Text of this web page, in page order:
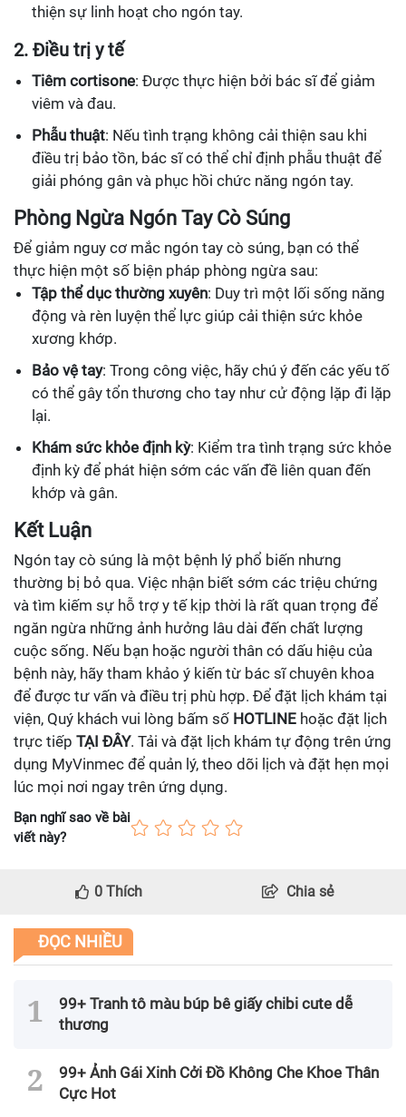
thiện sự linh hoạt cho ngón tay.
2. Điều trị y tế
Tiêm cortisone: Được thực hiện bởi bác sĩ để giảm
viêm và đau.
Phẫu thuật: Nếu tình trạng không cải thiện sau khi
điều trị bảo tồn, bác sĩ có thể chỉ định phẫu thuật để
giải phóng gân và phục hồi chức năng ngón tay.
Phòng Ngừa Ngón Tay Cò Súng
Để giảm nguy cơ mắc ngón tay cò súng, bạn có thể
thực hiện một số biện pháp phòng ngừa sau:
Tập thể dục thường xuyên: Duy trì một lối sống năng
động và rèn luyện thể lực giúp cải thiện sức khỏe
xương khớp.
Bảo vệ tay: Trong công việc, hãy chú ý đến các yếu tố
có thể gây tổn thương cho tay như cử động lặp đi lặp
lại.
Khám sức khỏe định kỳ: Kiểm tra tình trạng sức khỏe
định kỳ để phát hiện sớm các vấn đề liên quan đến
khớp và gân.
Kết Luận
Ngón tay cò súng là một bệnh lý phổ biến nhưng
thường bị bỏ qua. Việc nhận biết sớm các triệu chứng
và tìm kiếm sự hỗ trợ y tế kịp thời là rất quan trọng để
ngăn ngừa những ảnh hưởng lâu dài đến chất lượng
cuộc sống. Nếu bạn hoặc người thân có dấu hiệu của
bệnh này, hãy tham khảo ý kiến từ bác sĩ chuyên khoa
để được tư vấn và điều trị phù hợp. Để đặt lịch khám tại
viện, Quý khách vui lòng bấm số HOTLINE hoặc đặt lịch
trực tiếp TẠI ĐÂY. Tải và đặt lịch khám tự động trên ứng
dụng MyVinmec để quản lý, theo dõi lịch và đặt hẹn mọi
lúc mọi nơi ngay trên ứng dụng.
Bạn nghĩ sao về bài
viết này?
0 Thích Chia sẻ
ĐỌC NHIỀU
99+ Tranh tô màu búp bê giấy chibi cute dễ
thương
99+ Ảnh Gái Xinh Cởi Đồ Không Che Khoe Thân
Cực Hot